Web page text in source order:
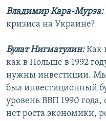
Владимир Кара-Мурза:
кризиса на Украине?
Булат Нигматулин:Как
как в Польше в 1992
нужны инвестиции. Мы
был инвестиционный
уровень ВВП 1990
нет роста экономики,